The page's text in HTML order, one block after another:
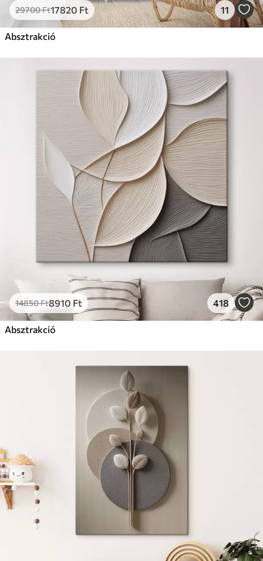
29700Ft17820 Ft 11
Absztrakció
14850Ft8910 Ft 418
Absztrakció